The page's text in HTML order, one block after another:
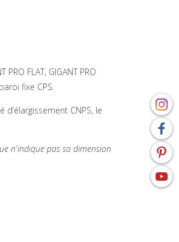
FLAT, GIGANT PRO
fixe CPS.
CNPS, le
n'indique pas sa dimension